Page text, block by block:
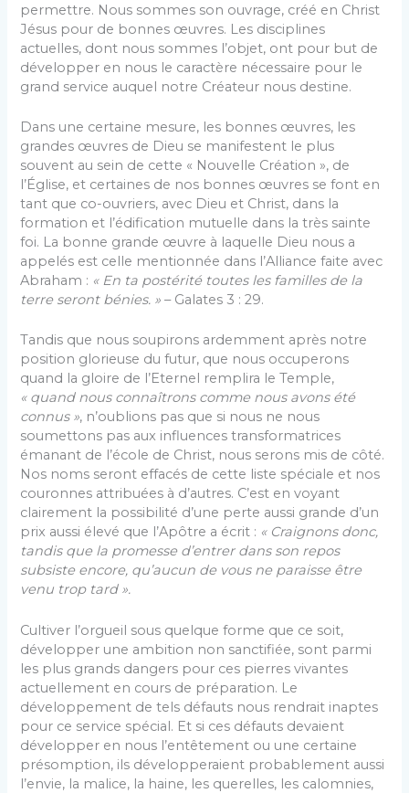
permettre. Nous sommes son ouvrage, créé en Christ
Jésus pour de bonnes œuvres. Les disciplines
actuelles, dont nous sommes l’objet, ont pour but de
développer en nous le caractère nécessaire pour le
grand service auquel notre Créateur nous destine.
Dans une certaine mesure, les bonnes œuvres, les
grandes œuvres de Dieu se manifestent le plus
souvent au sein de cette « Nouvelle Création », de
l’Église, et certaines de nos bonnes œuvres se font en
tant que co-ouvriers, avec Dieu et Christ, dans la
formation et l’édification mutuelle dans la très sainte
foi. La bonne grande œuvre à laquelle Dieu nous a
appelés est celle mentionnée dans l’Alliance faite avec
Abraham : « En ta postérité toutes les familles de la
terre seront bénies. » – Galates 3 : 29.
Tandis que nous soupirons ardemment après notre
position glorieuse du futur, que nous occuperons
quand la gloire de l’Eternel remplira le Temple,
« quand nous connaîtrons comme nous avons été
connus », n’oublions pas que si nous ne nous
soumettons pas aux influences transformatrices
émanant de l’école de Christ, nous serons mis de côté.
Nos noms seront effacés de cette liste spéciale et nos
couronnes attribuées à d’autres. C’est en voyant
clairement la possibilité d’une perte aussi grande d’un
prix aussi élevé que l’Apôtre a écrit : « Craignons donc,
tandis que la promesse d’entrer dans son repos
subsisteencore, qu’aucun de vous ne paraisse être
venu trop tard ».
Cultiver l’orgueil sous quelque forme que ce soit,
développer une ambition non sanctifiée, sont parmi
les plus grands dangers pour ces pierres vivantes
actuellement en cours de préparation. Le
développement de tels défauts nous rendrait inaptes
pour ce service spécial. Et si ces défauts devaient
développer en nous l’entêtement ou une certaine
présomption, ils développeraient probablement aussi
l’envie, la malice, la haine, les querelles, les calomnies,